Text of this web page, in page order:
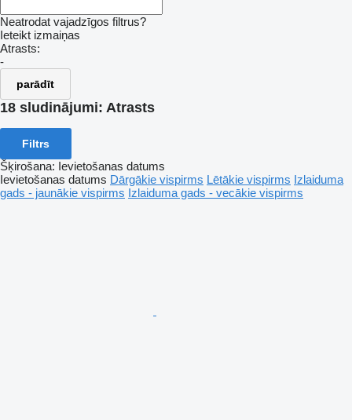
Neatrodat vajadzīgos filtrus?
Ieteikt izmaiņas
Atrasts:
-
parādīt
18 sludinājumi: Atrasts
Filtrs
Šķirošana: Ievietošanas datums
Ievietošanas datums Dārgākie vispirms Lētākie vispirms Izlaiduma
gads - jaunākie vispirms Izlaiduma gads - vecākie vispirms